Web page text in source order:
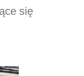
się